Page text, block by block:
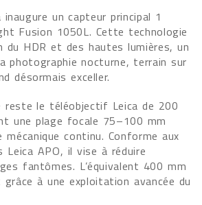
un capteur principal 1
Fusion 1050L. Cette technologie
du HDR et des hautes lumières, un
photographie nocturne, terrain sur
désormais exceller.
reste le téléobjectif Leica de 200
une plage focale 75–100 mm
continu. Conforme aux
Leica APO, il vise à réduire
fantômes. L’équivalent 400 mm
à une exploitation avancée du